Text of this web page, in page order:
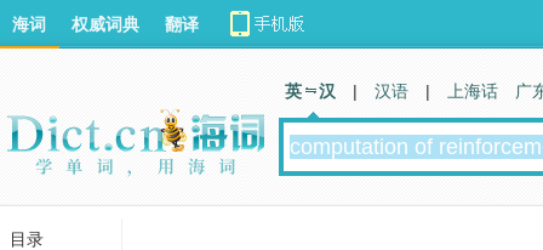
海词 权威词典 翻译
英 汉 | 汉语 | 上海话 广
目录